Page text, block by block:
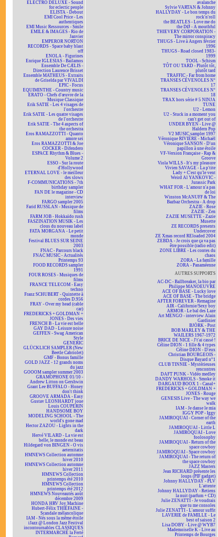
ELECTRO DELUXE - Sound
for eclectic people
ELISTA - Debout
EMI Cool Price - Les
authentiques
EMI Music Ressources - Smile
EMILE & IMAGES - Rio de
Janvier
EMPEROR NORTON
RECORDS - Space baby blast
off
ENOLA - Figurines
Enrique IGLESIAS - Bailamos
Ensemble De CÆLIS -
Direction Laurence Brisset
Ensemble MATHEUS - Extraits
de Griselda par VIVALDI
EPIC - Focus
EQUIMINTHE - Country music
ERATO - Chefs d'œuvre de la
Musique Classique
Erik SATIE - Les 4 visages de
l'orchestre
Erik SATIE - Les quatre visages
de l'orchestre
Erik SATIE - The 4 aspects of
the orchestra
Eros RAMAZZOTTI - Quanto
amore sei
Eros RAMAZZOTTI & Joe
COCKER - Difendero
ESPACE Rhythm & Blues -
Volume 2
ESSO - Sur la route
d'Hollywood
ETERNAL LOVE - le meilleur
des slows
F-COMMUNICATIONS - 7th
birthday sampler
FAN DE le magazine - CD
interview
FARGO sampler 2005
Farid RUSSLAN - Musique de
films
FARM JOB - Hokkaïdo rush
FASZINATION MUSIK - Les
clous du nouveau label
FATA MORGANA - Le petit
monde
Festival BLUES SUR SEINE
2003
FNAC - Parcours black
FNAC MUSIC - Actualités
Printemps 93
FOOD RECORDS sampler
1991
FOUR ROSES - Musiques de
films
FRANCE TELECOM - Easy
techno
Franz SCHUBERT - Quintette à
cordes D.956
FRAY - Over my head (cable
car)
FREDERICKS + GOLDMAN +
JONES - Des vies
FRENCH B - La vie est belle
GAY DAD - Leisure noise
GEFFEN - Swag American
Style
GENERIC
GLÜCKLICH SAMPLER (New
Beetle Cabriolet)
GMF - Bonus famille
GOLD JAZZ - 12 grands noms
du jazz
GOOOM sampler summer 2003
GRAMOPHONE 01/10 -
Andrew Litton on Gershwin
Grant Lee BUFFALO - Honey
don't think
GROOVE ARMADA - Easy
Gustav LEONHARDT joue
Louis COUPERIN
HANDSOME BOY
MODELING SCHOOL - The
world's gone mad
Hector ZAZOU - Lights in the
dark
Hervé VILARD - La vie est
belle, le monde est beau
Hildegard von BINGEN - O vis
aeternitatis
HMNEWS Collection automne
hiver 2010
HMNEWS Collection automne
hiver 2011
HMNEWS Collection
printemps été 2010
HMNEWS Collection
printemps été 2012
HMNEWS Nouveautés août
décembre 2009
HONDA HRV Joy Machine
Hubert-Félix THIÉFAINE -
Scandale mélancolique
IAM - Nés sous la même étoile
iJazz @ London Jazz Festival
incontournables CLASSIQUES
INTERMARCHÉ la Ferté
avalanche
Sylvie VARTAN & Johnny
HALLYDAY - Le bon temps du
rock'n'roll
the BEATLES - Love me do
the DØ - A mouthful
THIEVERY CORPORATION -
The mirror conspiracy
THUGS - Live à Angers février
1996
THUGS - Road closed 1983-
1999
TOOL - Schism
TÔT OU TARD - Plutôt tôt,
plutôt tard
TRAFFIC - Far from home
TRANSES CÉVENOLES N°
17
TRANSES CÉVENOLES N°
18
TRAX hors série # 5 NINJA
TUNE
U2 - Lemon
U2 - Stuck in a moment you
can't get out of
UNDER BYEN - Live @
Haldern Pop
V2 MUSIC sampler 1997
Véronique RIVIÈRE - Michaël
Véronique SANSON - D'un
papillon à une étoile
VF-Version Française - Rap &
Groove
Viola WILLS - It's my pleasure
Vivien SAVAGE - La p'tite
Lady + C'est qu'le vent
Weird Al YANKOVIC -
Jurassic Park
WHAT FOR - L'amour n'a pas
de loi
Winston McANUFF & The
Bazbaz Orchestra - A drop
ZAZIE - Rose
ZAZIE - Zen
ZAZIE MUSETTE - Zazie
Musette
ZE RECORDS presents
Undercover
ZE Xmas record REloaded 2004
ZEBDA - Je crois que ça va pas
être possible (radio edit)
ZONE LIBRE - Les contes du
chaos
ZORA - La famille
ZORA - Panaméenne
AUTRES SUPPORTS
AC-DC - Ballbreaker, la bio par
Philippe MANOEUVRE
ACE OF BASE - Lucky love
ACE OF BASE - The bridge
AFTER FOREVER - Remagine
AIR - Californie/Sexy boy
ARMOR - Le bal des Laze
Art MENGO - interview Alain
Gardinier
BJÖRK - Post
BOB MARLEY & THE
WAILERS 1967-1972
BRICE DE NICE - J't'ai cassé !
Céline DION - 1 fille & 4 types
Céline DION - D'eux
Christian BOURGEOIS -
Disque Bayard n°1
CLUB TINNIE - Mystérieuses
rencontres
DAFT PUNK - Vidéo medley
DANDY WARHOLS - Smoke it
DARGAUD BOOX 1 - Canal+
FREDERICKS + GOLDMAN +
JONES - Rouge
GENESIS Live - The way we
walk
IAM - Je danse le mia
IGGY POP - Iggy
JAMIROQUAI - Corner of the
earth
JAMIROQUAI - Little L
JAMIROQUAI - Love
foolosophy
JAMIROQUAI - Return of the
space cowboy
JAMIROQUAI - Space cowboy
JAMIROQUAI - The return of
the space cowboy
JAZZ Masters
Jean RICHARD présente les
loups (PIF gadget)
Johnny HALLYDAY - PLV
L'attente
Johnny HALLYDAY - Retiens
la nuit (parfum + CD)
Julie ZENATTI - Je voudrais
que tu me consoles
Julie ZENATTI - L'amour suffit
LAVERIE de FAMILLE - Le
best of saison 2
Lisa DOBY - Live @ WYB7
Mademoiselle K - Live au
Printemps de Bourges